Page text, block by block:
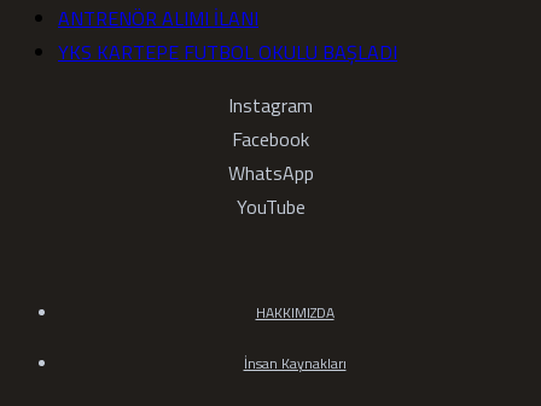
ANTRENÖR ALIMI İLANI
YKS KARTEPE FUTBOL OKULU BAŞLADI
Instagram
Facebook
WhatsApp
YouTube
HAKKIMIZDA
İnsan Kaynakları